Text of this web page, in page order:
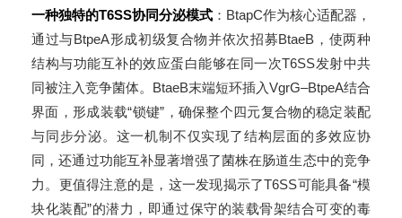
一种独特的T6SS协同分泌模式 ：BtapC作为核心适配器，
通过与BtpeA形成初级复合物并依次招募BtaeB，使两种
结构与功能互补的效应蛋白能够在同一次T6SS发射中共
同被注入竞争菌体。BtaeB末端短环插入VgrG–BtpeA结合
界面，形成装载“锁键”，确保整个四元复合物的稳定装配
与同步分泌。这一机制不仅实现了结构层面的多效应协
同，还通过功能互补显著增强了菌株在肠道生态中的竞争
力。更值得注意的是，这一发现揭示了T6SS可能具备“模
块化装配”的潜力，即通过保守的装载骨架结合可变的毒